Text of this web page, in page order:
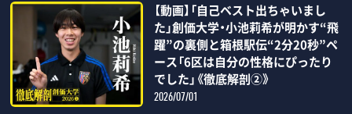
【動画】「自己ベスト出ちゃいまし
た」創価大学・小池莉希が明かす“飛
躍”の裏側と箱根駅伝“2分20秒”ペ
ース「6区は自分の性格にぴったり
でした」《徹底解剖②》
2026/07/01